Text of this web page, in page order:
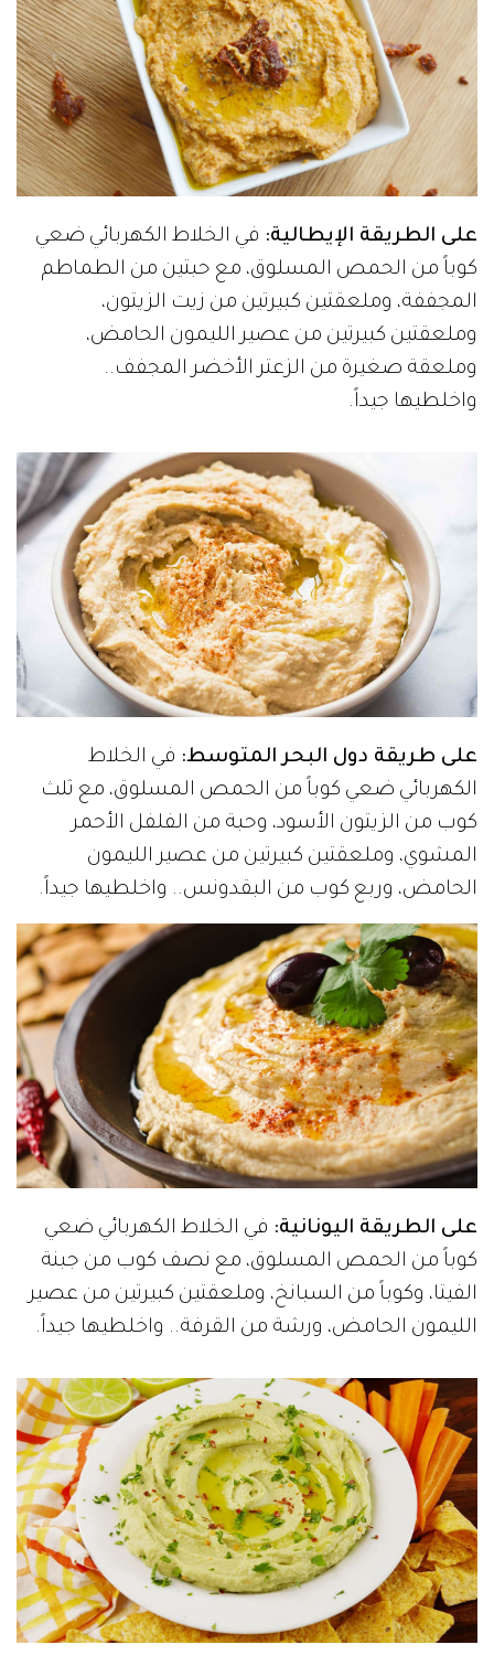
على الطريقة الإيطالية: في الخلاط الكهربائي ضعي
كوباً من الحمص المسلوق، مع حبتين من الطماطم
المجففة، وملعقتين كبيرتين من زيت الزيتون،
وملعقتين كبيرتين من عصير الليمون الحامض،
وملعقة صغيرة من الزعتر الأخضر المجفف..
واخلطيها جيداً.
على طريقة دول البحر المتوسط: في الخلاط
الكهربائي ضعي كوباً من الحمص المسلوق، مع ثلث
كوب من الزيتون الأسود، وحبة من الفلفل الأحمر
المشوي، وملعقتين كبيرتين من عصير الليمون
الحامض، وربع كوب من البقدونس.. واخلطيها جيداً.
على الطريقة اليونانية: في الخلاط الكهربائي ضعي
كوباً من الحمص المسلوق، مع نصف كوب من جبنة
الفيتا، وكوباً من السبانخ، وملعقتين كبيرتين من عصير
الليمون الحامض، ورشة من القرفة.. واخلطيها جيداً.